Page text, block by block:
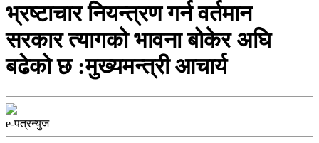
भ्रष्टाचार नियन्त्रण गर्न वर्तमान
सरकार त्यागको भावना बोकेर अघि
बढेको छ :मुख्यमन्त्री आचार्य
e-पत्रन्युज